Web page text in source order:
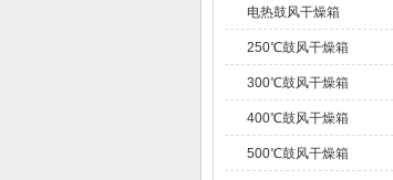
电热鼓风干燥箱
250℃鼓风干燥箱
300℃鼓风干燥箱
400℃鼓风干燥箱
500℃鼓风干燥箱